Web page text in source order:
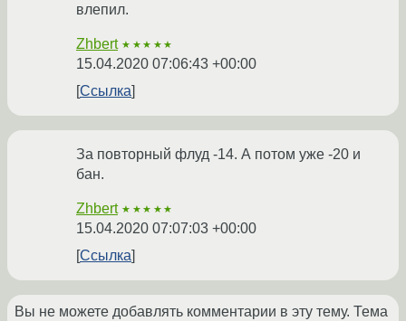
влепил.
Zhbert ★★★★★
15.04.2020 07:06:43 +00:00
Ссылка
За повторный флуд -14. А потом уже -20 и
бан.
Zhbert ★★★★★
15.04.2020 07:07:03 +00:00
Ссылка
Вы не можете добавлять комментарии в эту тему. Тема